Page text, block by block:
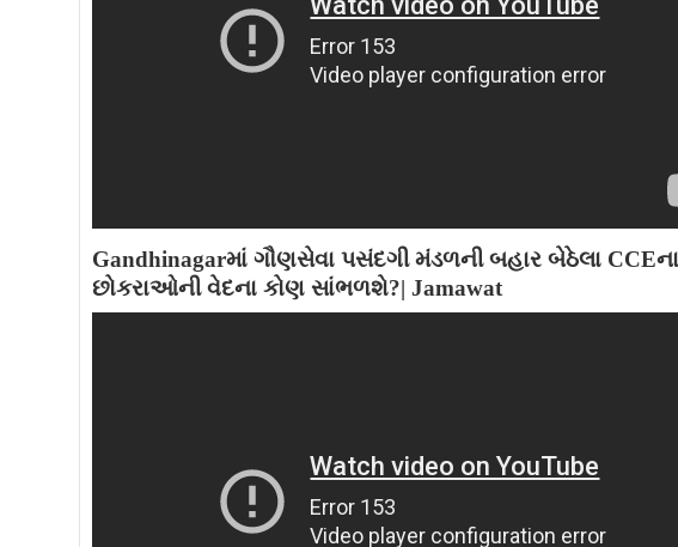
Gandhinagarમાં ગૌણસેવા પસંદગી મંડળની બહાર બેઠેલા CCEના
છોકરાઓની વેદના કોણ સાંભળશે?| Jamawat